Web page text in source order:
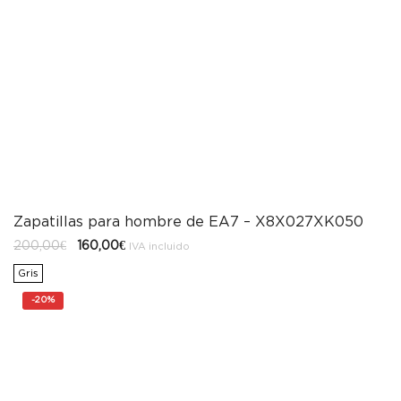
Zapatillas para hombre de EA7 – X8X027XK050
200,00€
El160,00€ElIVA incluido
Gris
-20%